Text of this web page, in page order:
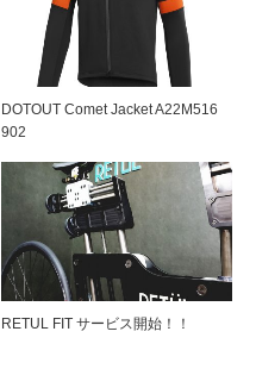
DOTOUT Comet Jacket A22M516
902
RETUL FIT サービス開始！！